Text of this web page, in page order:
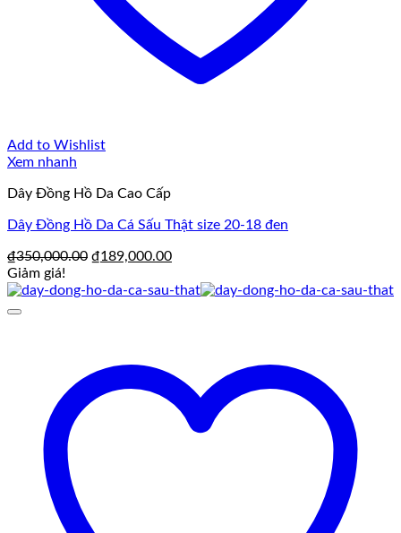
Add to Wishlist
Xem nhanh
Dây Đồng Hồ Da Cao Cấp
Dây Đồng Hồ Da Cá Sấu Thật size 20-18 đen
₫350,000.00 Giá
là:
₫189,000.00Giá
tại
Giảm giá!